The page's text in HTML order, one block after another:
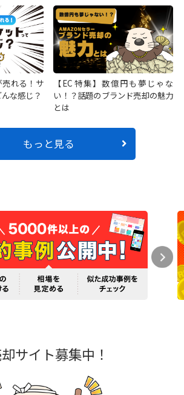
れる！サ
な感じ？
【EC特集】数億円も夢じゃな
い！？話題のブランド売却の魅力
とは
もっと見る
サイト募集中！